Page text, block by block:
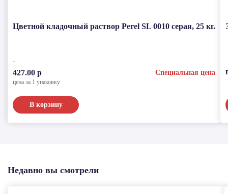
Цветной кладочный раствор Perel SL 0010 серая, 25 кг.
427.00 р Специальная цена
цена за 1 упаковку
В корзину
Недавно вы смотрели